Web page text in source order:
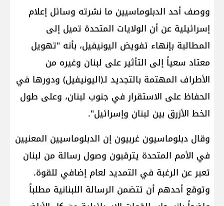
ووصف أحد الدبلوماسيين ما نشرته وسائل إعلام
إسرائيلية عن أن الولايات المتحدة تميل إلى
المطالبة بإنهاء تفويض اليونيفيل، بأنه "تهويل
معتاد سعياً إلى التأثير على لبنان وغيره من
الأطراف المهتمة بالتجديد لـ(اليونيفيل) ودورها في
الحفاظ على الاستقرار في جنوب لبنان، وعلى طول
الخط الأزرق بين لبنان وإسرائيل".
وقال دبلوماسيون غربيون إن الدبلوماسيين المعنيين
في ​الأمم المتحدة​ يترقبون وصول رسالة من لبنان
تعبر عن الرغبة في التمديد لعام إضافي للقوة.
وتوقع أحدهم أن تتضمن الرسالة اللبنانية مطلباً